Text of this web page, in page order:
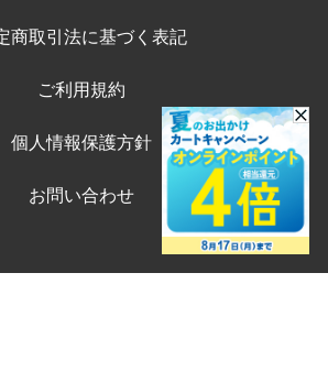
商取引法に基づく表記
ご利用規約
個人情報保護方針
お問い合わせ